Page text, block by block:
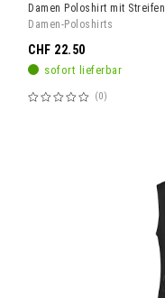
Damen Poloshirt mit Streifen
Damen-Poloshirts
sofort lieferbar
Bewertung:
0
CHF 22.50